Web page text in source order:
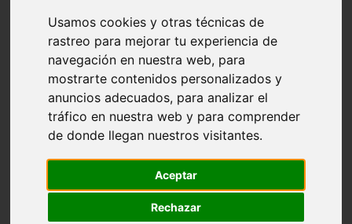
Usamos cookies y otras técnicas de
rastreo para mejorar tu experiencia de
navegación en nuestra web, para
mostrarte contenidos personalizados y
anuncios adecuados, para analizar el
tráfico en nuestra web y para comprender
de donde llegan nuestros visitantes.
Aceptar
Rechazar
protagonistas
reptiles
abandono
adopci n
ferias
higiene
snacks
iberzoo propet
conejos